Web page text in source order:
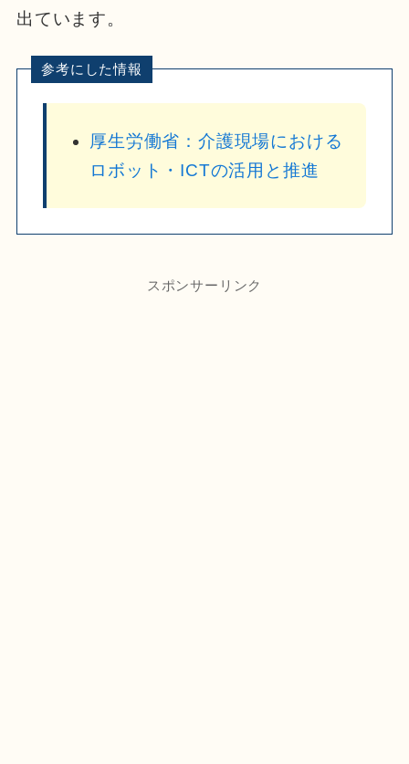
出ています。
厚生労働省：介護現場における
ロボット・ICTの活用と推進
スポンサーリンク